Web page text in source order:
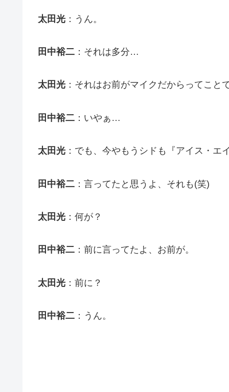
太田光 ：うん。
田中裕二 ：それは多分…
太田光 ：それはお前がマイクだからってこと
田中裕二 ：いやぁ…
太田光 ：でも、今やもうシドも『アイス・エ
田中裕二 ：言ってたと思うよ、それも(笑)
太田光 ：何が？
田中裕二 ：前に言ってたよ、お前が。
太田光 ：前に？
田中裕二 ：うん。